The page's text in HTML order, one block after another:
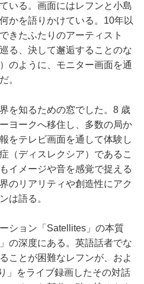
いる。画面にはレフンと小島
かを語りかけている。10年以
きたふたりのアーティスト
る、決して邂逅することのな
のように、モニター画面を通
。
を知るための窓でした。8 歳
ヨークへ移住し、多数の局か
をテレビ画面を通して体験し
（ディスレクシア）であるこ
イメージや音を感覚で捉える
のリアリティや創造性にアク
は語る。
ション「Satellites」の本質
の深度にある。英語話者でな
ことが困難なレフンが、およ
」をライブ録画したその対話